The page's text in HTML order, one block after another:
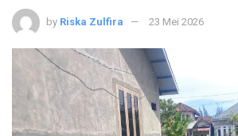
by Riska Zulfira 23 Mei 2026